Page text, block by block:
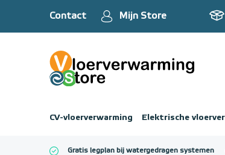
Contact Mijn Store
CV-vloerverwarming Elektrische
Gratis legplan bij watergedragen systemen